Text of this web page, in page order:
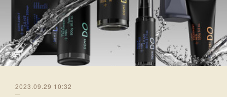
2023.09.29 10:32